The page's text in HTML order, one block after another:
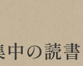
の読